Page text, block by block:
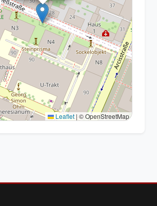
Leaflet | © OpenStreetMap